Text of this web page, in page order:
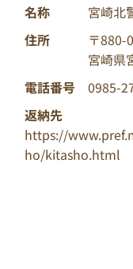
名称
宮崎北
住所
〒880-
宮崎県
電話番号
0985-
返納先
https://
ho/kitasho.html